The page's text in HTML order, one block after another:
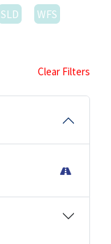
SLD
WFS
Clear Filters